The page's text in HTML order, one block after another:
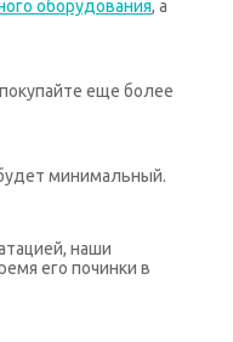
оборудования, а
еще более
минимальный.
наши
его починки в